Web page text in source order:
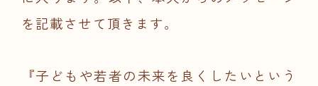
を記載させて頂きます。
『子どもや若者の未来を良くしたいという